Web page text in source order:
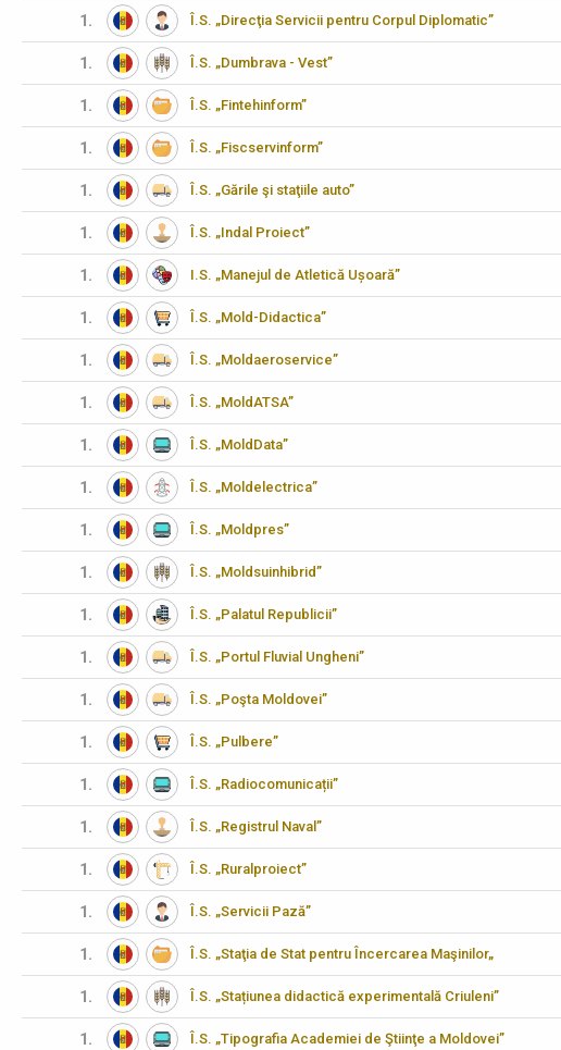
1. Î.S. „Direcţia Servicii pentru Corpul Diplomatic”
1. Î.S. „Dumbrava - Vest”
1. Î.S. „Fintehinform”
1. Î.S. „Fiscservinform”
1. Î.S. „Gările şi staţiile auto”
1. Î.S. „Indal Proiect”
1. I.S. „Manejul de Atletică Ușoară”
1. Î.S. „Mold-Didactica”
1. Î.S. „Moldaeroservice”
1. Î.S. „MoldATSA”
1. Î.S. „MoldData”
1. Î.S. „Moldelectrica”
1. Î.S. „Moldpres”
1. Î.S. „Moldsuinhibrid”
1. Î.S. „Palatul Republicii”
1. Î.S. „Portul Fluvial Ungheni”
1. Î.S. „Poşta Moldovei”
1. Î.S. „Pulbere”
1. Î.S. „Radiocomunicații”
1. Î.S. „Registrul Naval”
1. Î.S. „Ruralproiect”
1. Î.S. „Servicii Pază”
1. Î.S. „Staţia de Stat pentru Încercarea Maşinilor„
1. Î.S. „Stațiunea didactică experimentală Criuleni”
1. Î.S. „Tipografia Academiei de Ştiinţe a Moldovei”